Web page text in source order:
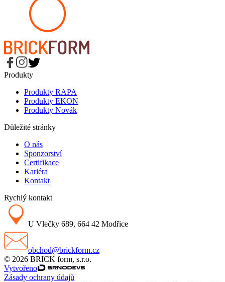
Produkty
Produkty RAPA
Produkty EKON
Produkty Novák
Důležité stránky
O nás
Sponzorství
Certifikace
Kariéra
Kontakt
Rychlý kontakt
U Vlečky 689, 664 42 Modřice
obchod@brickform.cz
© 2026 BRICK form, s.r.o.
Vytvořeno
Zásady ochrany údajů